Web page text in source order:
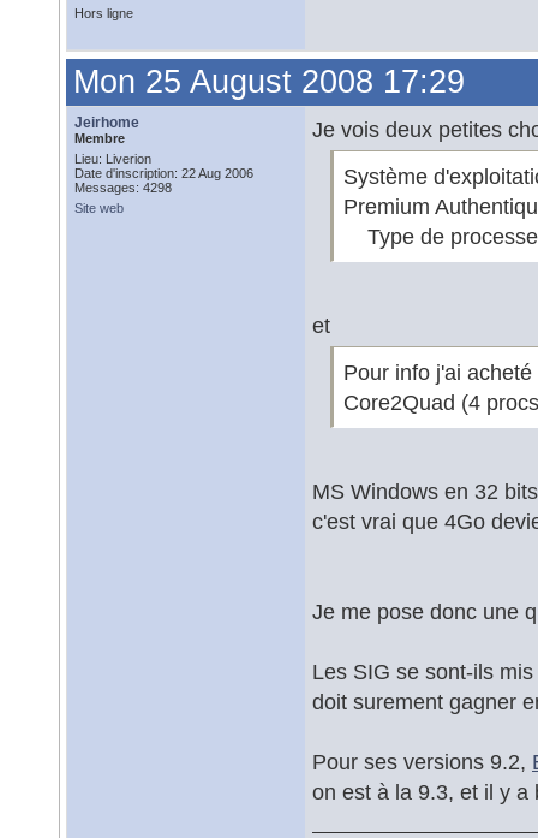
Hors ligne
Mon 25 August 2008 17:29
Jeirhome
Membre
Lieu: Liverion
Date d'inscription: 22 Aug 2006
Messages: 4298
Site web
Je vois deux petites
Système
Premium
Type de
et
Pour info j'ai
Core2Quad (4
MS Windows en 32
c'est vrai que 4Go
Je me pose donc une
Les SIG se sont-ils
doit surement gagner
Pour ses versions 9.2,
on est à la 9.3, et il y a